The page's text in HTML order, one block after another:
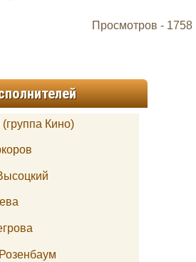
Просмотров - 1758
Кино)